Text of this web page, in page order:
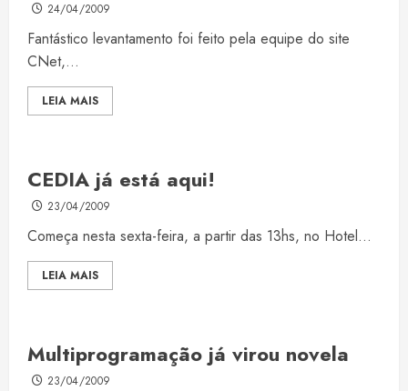
24/04/2009
Fantástico levantamento foi feito pela equipe do site
CNet,...
LEIA MAIS
CEDIA já está aqui!
23/04/2009
Começa nesta sexta-feira, a partir das 13hs, no Hotel...
LEIA MAIS
Multiprogramação já virou novela
23/04/2009